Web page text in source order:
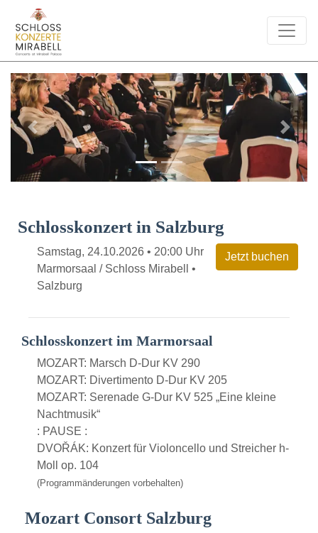
Previous Next
Schlosskonzert in Salzburg
Samstag, 24.10.2026 • 20:00 Uhr
Marmorsaal / Schloss Mirabell •
Salzburg
Schlosskonzert im Marmorsaal
MOZART: Marsch D-Dur KV 290
MOZART: Divertimento D-Dur KV 205
MOZART: Serenade G-Dur KV 525 „Eine kleine
Nachtmusik“
: PAUSE :
DVOŘÁK: Konzert für Violoncello und Streicher h-
Moll op. 104
(Programmänderungen vorbehalten)
Mozart Consort Salzburg